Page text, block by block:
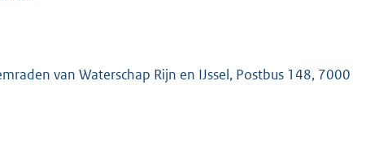
van Waterschap Rijn en IJssel, Postbus 148, 7000